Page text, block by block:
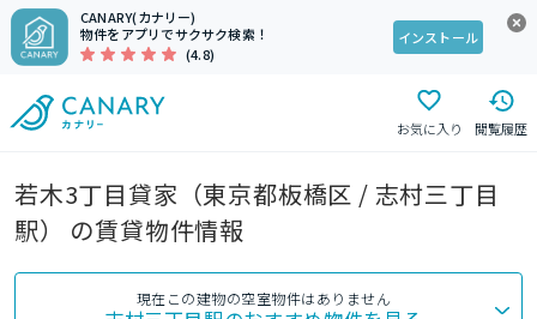
CANARY(カナリー)
物件をアプリでサクサク検索！
(4.8)
インストール
お気に入り 閲覧履歴
若木3丁目貸家（東京都板橋区 / 志村三丁目
駅） の賃貸物件情報
現在この建物の空室物件はありません